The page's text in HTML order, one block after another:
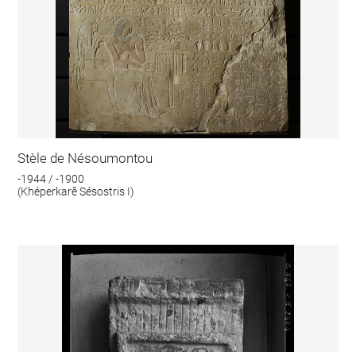
Stèle de Nésoumontou
-1944 / -1900
(Khéperkarê Sésostris I)